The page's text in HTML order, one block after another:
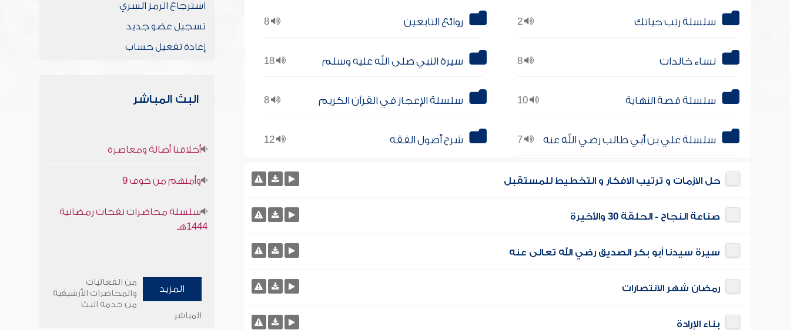
2 سلسلة رتب حياتك 8 روائع التابعين
8 نساء خالدات 18 سيرة النبي صلى الله عليه وسلم
10 سلسلة قصة النهاية 8 سلسلة الإعجاز في القرآن الكريم
7 سلسلة علي بن أبي طالب رضي الله عنه 12 شرح أصول الفقه
حل الازمات و ترتيب الافكار و التخطيط للمستقبل
صناعة النجاح - الحلقة 30 والأخيرة
سيرة سيدنا أبو بكر الصديق رضي الله تعالى عنه
رمضان شهر الانتصارات
بناء الإرادة
استرجاع الرمز السري
تسجيل عضو جديد
إعادة تفعيل حساب
البث المباشر
أخلاقنا أصالة ومعاصرة
وأمنهم من خوف 9
سلسلة محاضرات نفحات رمضانية
1444هـ
المزيد
من الفعاليات
والمحاضرات الأرشيفية
من خدمة البث
المباشر